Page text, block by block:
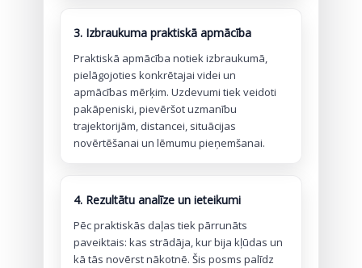
3. Izbraukuma praktiskā apmācība
Praktiskā apmācība notiek izbraukumā,
pielāgojoties konkrētajai videi un
apmācības mērķim. Uzdevumi tiek veidoti
pakāpeniski, pievēršot uzmanību
trajektorijām, distancei, situācijas
novērtēšanai un lēmumu pieņemšanai.
4. Rezultātu analīze un ieteikumi
Pēc praktiskās daļas tiek pārrunāts
paveiktais: kas strādāja, kur bija kļūdas un
kā tās novērst nākotnē. Šis posms palīdz